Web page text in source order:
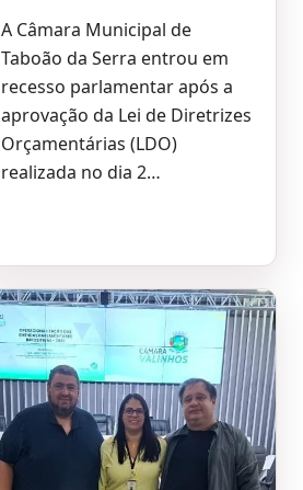
A Câmara Municipal de
Taboão da Serra entrou em
recesso parlamentar após a
aprovação da Lei de Diretrizes
Orçamentárias (LDO)
realizada no dia 2…